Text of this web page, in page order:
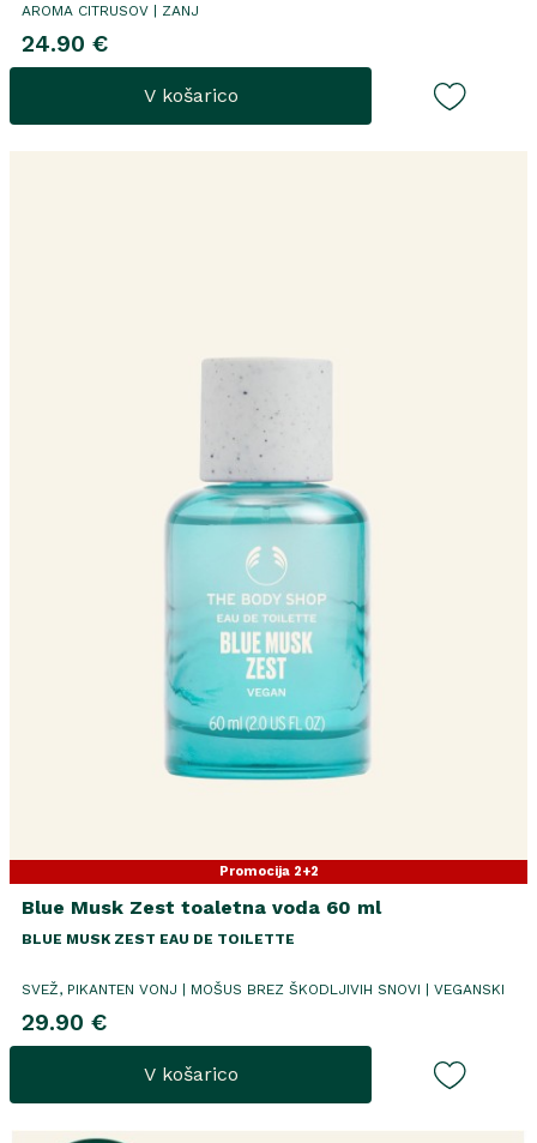
AROMA CITRUSOV | ZANJ
24.90 €
V košarico
Promocija 2+2
Blue Musk Zest toaletna voda 60 ml
BLUE MUSK ZEST EAU DE TOILETTE
SVEŽ, PIKANTEN VONJ | MOŠUS BREZ ŠKODLJIVIH SNOVI | VEGANSKI
29.90 €
V košarico